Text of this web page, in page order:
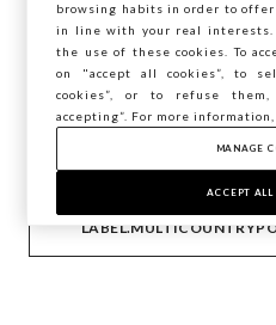
COMPANIE
CONTACTE
Copyright © Ovs S.p.A.
Navighezi pe
salvezi locația ta?
browsing habits in order to
in line with your real interests.
the use of these cookies. To
on "accept all cookies”, to
cookies”, or to refuse
accepting”. For more
MANAGE
ACCEPT